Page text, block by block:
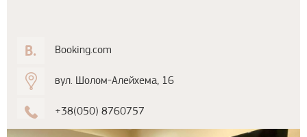
Booking.com
вул. Шолом-Алейхема, 16
+38(050) 8760757